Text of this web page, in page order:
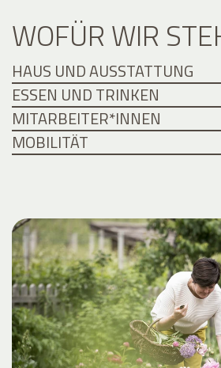
WOFÜR WIR
HAUS UND AUSSTATTUNG
ESSEN UND TRINKEN
MITARBEITER*INNEN
MOBILITÄT